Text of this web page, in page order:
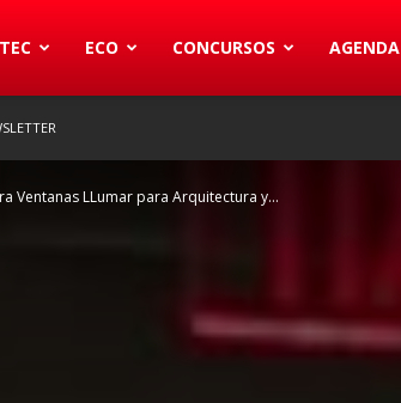
TEC ECO CONCURSOS AGENDA
Ventanas LLumar para Arquitectura y...